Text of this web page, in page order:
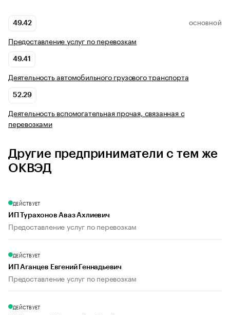
49.42 ОСНОВНОЙ
Предоставление услуг по перевозкам
49.41
Деятельность автомобильного грузового транспорта
52.29
Деятельность вспомогательная прочая, связанная с
перевозками
Другие предприниматели с тем же
ОКВЭД
ДЕЙСТВУЕТ
ИП Турахонов Аваз Ахлиевич
Предоставление услуг по перевозкам
ДЕЙСТВУЕТ
ИП Аганцев Евгений Геннадьевич
Предоставление услуг по перевозкам
ДЕЙСТВУЕТ